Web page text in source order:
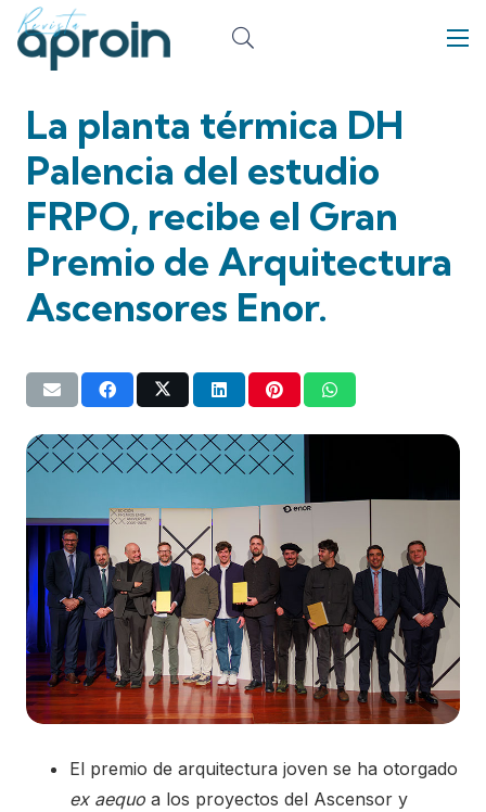
La planta térmica DH
Palencia del estudio
FRPO, recibe el Gran
Premio de Arquitectura
Ascensores Enor.
El premio de arquitectura joven se ha otorgado
ex aequo a los proyectos del Ascensor y